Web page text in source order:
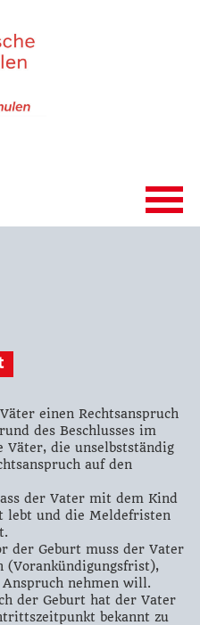
einen Rechtsanspruch
des Beschlusses im
Väter, die unselbstständig
auf den
der Vater mit dem Kind
lebt und die Meldefristen
der Geburt muss der Vater
nehmen will.
der Geburt hat der Vater
bekannt zu